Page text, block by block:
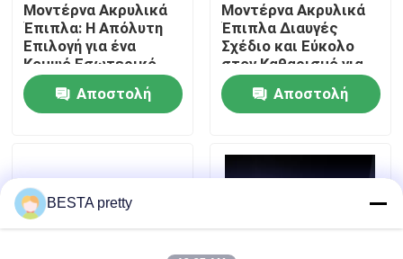
Έλεγχος ποιότητας
Επικοινωνήστε μαζί μας
Υποθέσεις
Μοντέρνα Ακρυλικά
Έπιπλα: Η Απόλυτη
Επιλογή για ένα
Κομψό Εσωτερικό
Χώρο
Αποστολή
Μοντέρνα Ακρυλικά
Έπιπλα Διαυγές
Σχέδιο και Εύκολο
στον Καθαρισμό για
Μοντέρνο Στυλ
ΣυντήρησηςΑποστολή
BESTA pretty